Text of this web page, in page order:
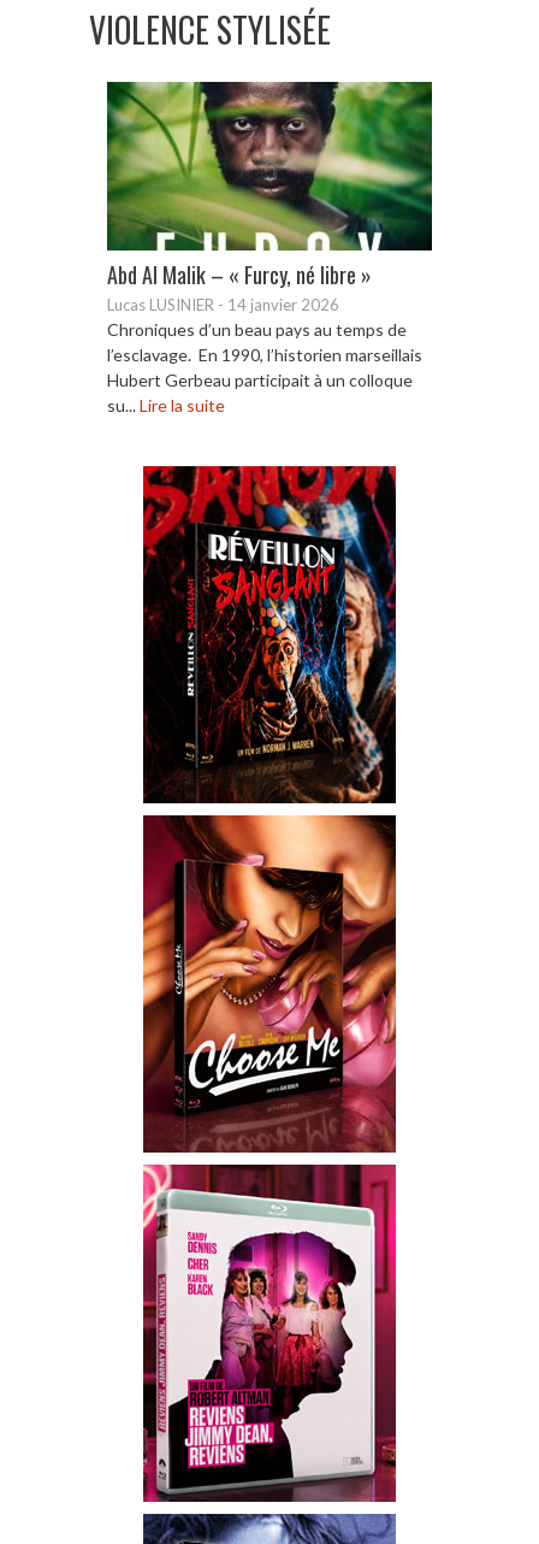
VIOLENCE STYLISÉE
Abd Al Malik – « Furcy, né libre »
Lucas LUSINIER - 14 janvier 2026
Chroniques d’un beau pays au temps de
l’esclavage. En 1990, l’historien marseillais
Hubert Gerbeau participait à un colloque
su...Lire la suite